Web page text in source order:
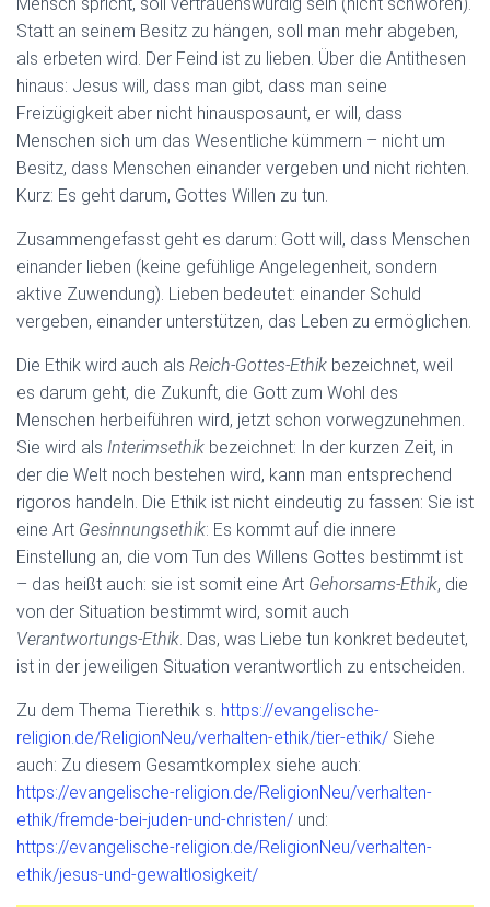
Statt an seinem Besitz zu hängen, soll man mehr abgeben,
als erbeten wird. Der Feind ist zu lieben. Über die Antithesen
hinaus: Jesus will, dass man gibt, dass man seine
Freizügigkeit aber nicht hinausposaunt, er will, dass
Menschen sich um das Wesentliche kümmern – nicht um
Besitz, dass Menschen einander vergeben und nicht richten.
Kurz: Es geht darum, Gottes Willen zu tun.
Zusammengefasst geht es darum: Gott will, dass Menschen
einander lieben (keine gefühlige Angelegenheit, sondern
aktive Zuwendung). Lieben bedeutet: einander Schuld
vergeben, einander unterstützen, das Leben zu ermöglichen.
Die Ethik wird auch als Reich-Gottes-Ethik bezeichnet, weil
es darum geht, die Zukunft, die Gott zum Wohl des
Menschen herbeiführen wird, jetzt schon vorwegzunehmen.
Sie wird als Interimsethik bezeichnet: In der kurzen Zeit, in
der die Welt noch bestehen wird, kann man entsprechend
rigoros handeln. Die Ethik ist nicht eindeutig zu fassen: Sie ist
eine Art Gesinnungsethik: Es kommt auf die innere
Einstellung an, die vom Tun des Willens Gottes bestimmt ist
– das heißt auch: sie ist somit eine Art Gehorsams-Ethik, die
von der Situation bestimmt wird, somit auch
Verantwortungs-Ethik. Das, was Liebe tun konkret bedeutet,
ist in der jeweiligen Situation verantwortlich zu entscheiden.
Zu dem Thema Tierethik s. https://evangelische-
religion.de/ReligionNeu/verhalten-ethik/tier-ethik/ Siehe
auch: Zu diesem Gesamtkomplex siehe auch:
https://evangelische-religion.de/ReligionNeu/verhalten-
ethik/fremde-bei-juden-und-christen/ und:
https://evangelische-religion.de/ReligionNeu/verhalten-
ethik/jesus-und-gewaltlosigkeit/